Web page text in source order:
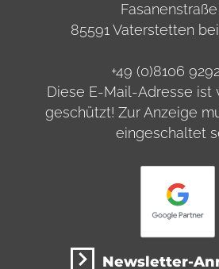
Fasanenstraße
85591 Vaterstetten
+49 (0)8106
Diese E-Mail-Adresse ist
geschützt! Zur Anzeige
eingeschaltet
Newsletter-